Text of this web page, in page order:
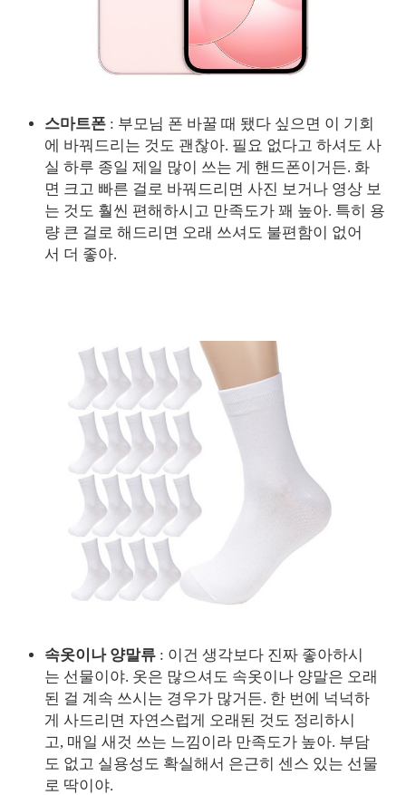
스마트폰 : 부모님 폰 바꿀 때 됐다 싶으면 이 기회
에 바꿔드리는 것도 괜찮아. 필요 없다고 하셔도 사
실 하루 종일 제일 많이 쓰는 게 핸드폰이거든. 화
면 크고 빠른 걸로 바꿔드리면 사진 보거나 영상 보
는 것도 훨씬 편해하시고 만족도가 꽤 높아. 특히 용
량 큰 걸로 해드리면 오래 쓰셔도 불편함이 없어
서 더 좋아.
속옷이나 양말류 : 이건 생각보다 진짜 좋아하시
는 선물이야. 옷은 많으셔도 속옷이나 양말은 오래
된 걸 계속 쓰시는 경우가 많거든. 한 번에 넉넉하
게 사드리면 자연스럽게 오래된 것도 정리하시
고, 매일 새것 쓰는 느낌이라 만족도가 높아. 부담
도 없고 실용성도 확실해서 은근히 센스 있는 선물
로 딱이야.